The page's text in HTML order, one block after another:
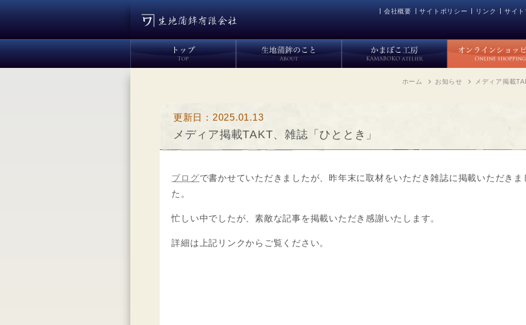
会社概要 サイトポリシー リンク サイ
ホーム お知らせ メディア掲載
更新日：2025.01.13
メディア掲載TAKT、雑誌「ひととき」
ブログで書かせていただきましたが、昨年末に取材をいただき雑誌に掲載いただきま
た。
忙しい中でしたが、素敵な記事を掲載いただき感謝いたします。
詳細は上記リンクからご覧ください。